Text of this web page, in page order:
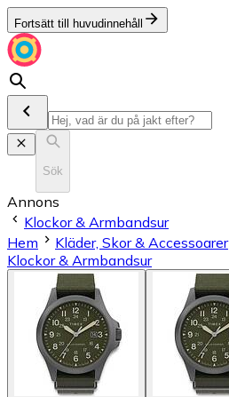
Fortsätt till huvudinnehåll
Sök
Annons
Klockor & Armbandsur
Hem
Kläder, Skor & Accessoarer
Klockor & Armbandsur